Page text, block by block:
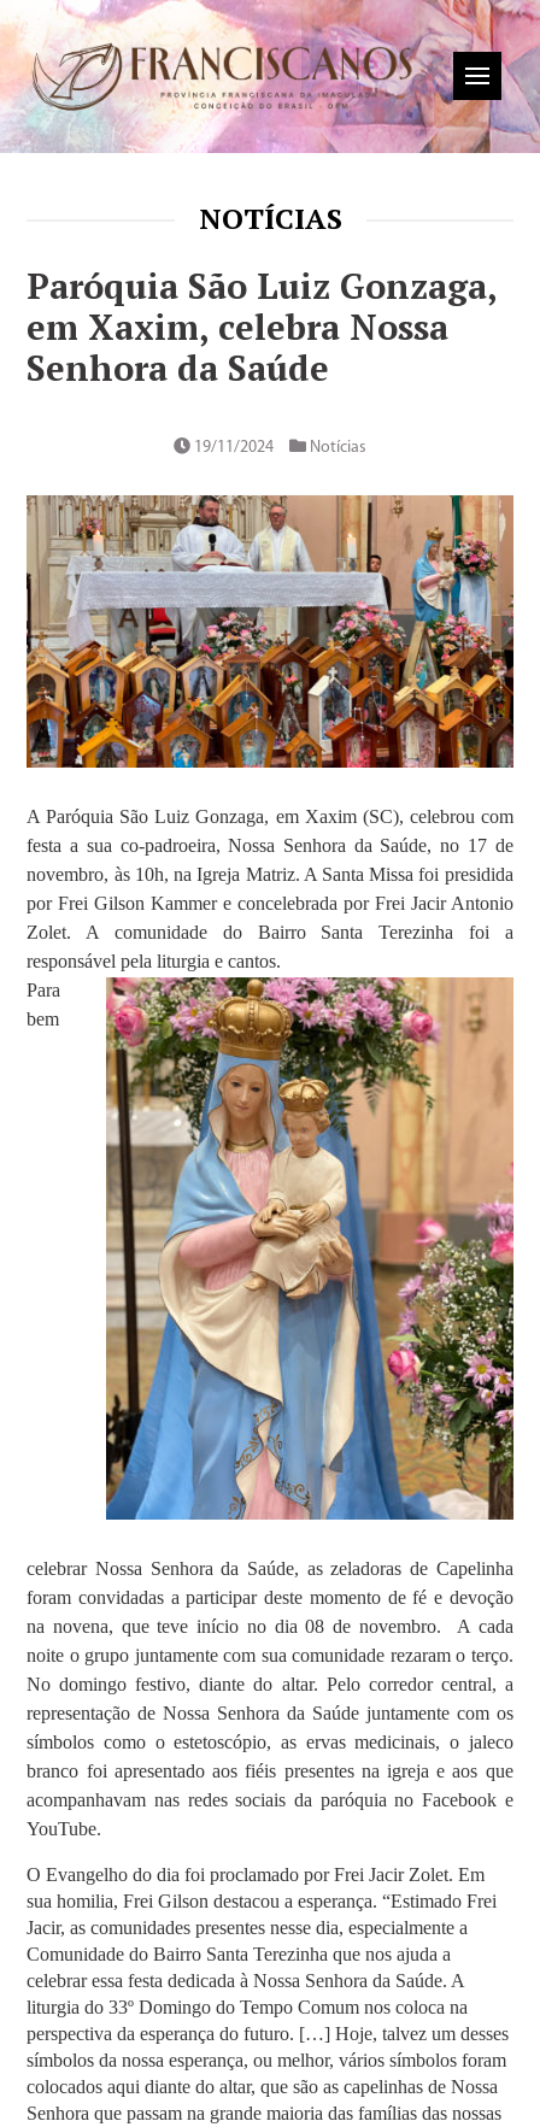
NOTÍCIAS
Paróquia São Luiz Gonzaga,
em Xaxim, celebra Nossa
Senhora da Saúde
19/11/2024 Notícias
A Paróquia São Luiz Gonzaga, em Xaxim (SC), celebrou com
festa a sua co-padroeira, Nossa Senhora da Saúde, no 17 de
novembro, às 10h, na Igreja Matriz. A Santa Missa foi presidida
por Frei Gilson Kammer e concelebrada por Frei Jacir Antonio
Zolet. A comunidade do Bairro Santa Terezinha foi a
responsável pela liturgia e cantos.
Para
bem
celebrar Nossa Senhora da Saúde, as zeladoras de Capelinha
foram convidadas a participar deste momento de fé e devoção
na novena, que teve início no dia 08 de novembro. A cada
noite o grupo juntamente com sua comunidade rezaram o terço.
No domingo festivo, diante do altar. Pelo corredor central, a
representação de Nossa Senhora da Saúde juntamente com os
símbolos como o estetoscópio, as ervas medicinais, o jaleco
branco foi apresentado aos fiéis presentes na igreja e aos que
acompanhavam nas redes sociais da paróquia no Facebook e
YouTube.
O Evangelho do dia foi proclamado por Frei Jacir Zolet. Em
sua homilia, Frei Gilson destacou a esperança. “Estimado Frei
Jacir, as comunidades presentes nesse dia, especialmente a
Comunidade do Bairro Santa Terezinha que nos ajuda a
celebrar essa festa dedicada à Nossa Senhora da Saúde. A
liturgia do 33º Domingo do Tempo Comum nos coloca na
perspectiva da esperança do futuro. […] Hoje, talvez um desses
símbolos da nossa esperança, ou melhor, vários símbolos foram
colocados aqui diante do altar, que são as capelinhas de Nossa
Senhora que passam na grande maioria das famílias das nossas